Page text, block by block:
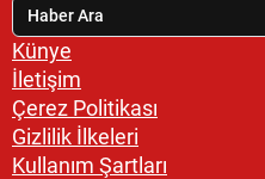
Künye
İletişim
Çerez Politikası
Gizlilik İlkeleri
Kullanım Şartları